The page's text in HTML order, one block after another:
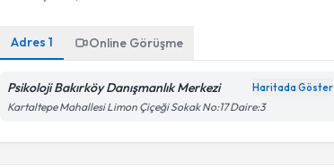
Adres1 Online Görüşme
Psikoloji Bakırköy Danışmanlık Merkezi Haritada Göster
Kartaltepe Mahallesi Limon Çiçeği Sokak No:17 Daire:3